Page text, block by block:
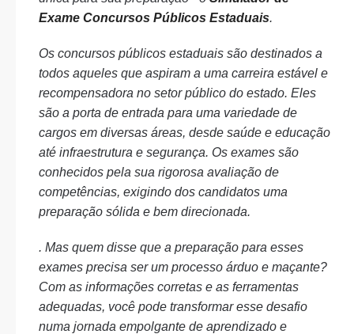
Exame Concursos Públicos Estaduais.
Os concursos públicos estaduais são destinados a
todos aqueles que aspiram a uma carreira estável e
recompensadora no setor público do estado. Eles
são a porta de entrada para uma variedade de
cargos em diversas áreas, desde saúde e educação
até infraestrutura e segurança. Os exames são
conhecidos pela sua rigorosa avaliação de
competências, exigindo dos candidatos uma
preparação sólida e bem direcionada.
. Mas quem disse que a preparação para esses
exames precisa ser um processo árduo e maçante?
Com as informações corretas e as ferramentas
adequadas, você pode transformar esse desafio
numa jornada empolgante de aprendizado e